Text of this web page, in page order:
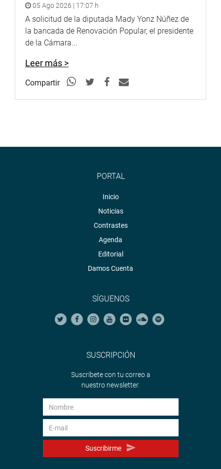
05 Ago 2026 | 17:07 h
A solicitud de la diputada Mady Yonz Núñez de
la bancada de Renovación Popular, el presidente
de la Cámara...
Leer más >
Compartir
PORTAL
Inicio
Noticias
Contrastes
Agenda
Editorial
Damos Cuenta
SÍGUENOS
SUSCRIPCIÓN
Suscríbete con tu correo a
nuestro newsletter.
Suscribirme